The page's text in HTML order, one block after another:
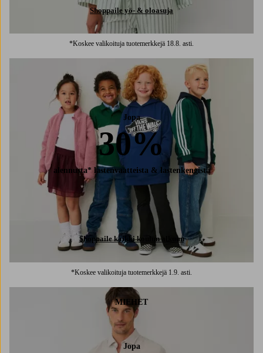
Shoppaile yö- & oloasuja
*Koskee valikoituja tuotemerkkejä 18.8. asti.
Jopa
30%
alennusta* lastenvaatteista & lastenkengistä
Shoppaile kaikki koulun alkuun
*Koskee valikoituja tuotemerkkejä 1.9. asti.
MIEHET
Jopa